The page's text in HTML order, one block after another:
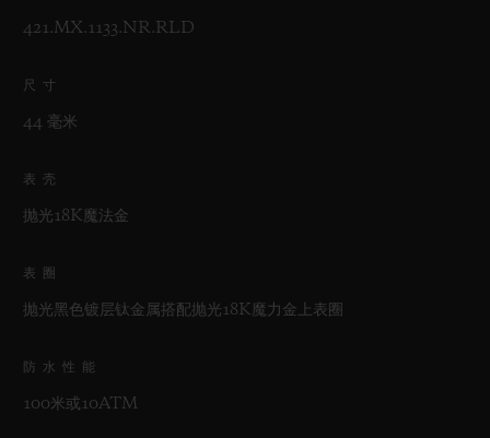
421.MX.1133.NR.RLD
尺寸
44 毫米
表壳
抛光18K魔法金
表圈
抛光黑色镀层钛金属搭配抛光18K魔力金上表圈
防水性能
100米或10ATM